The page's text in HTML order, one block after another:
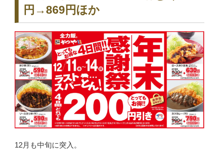
円→869円ほか
12月も中旬に突入。